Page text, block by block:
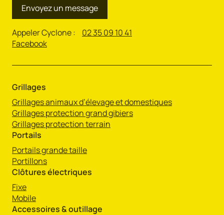
Envoyez un message
Appeler Cyclone : 02 35 09 10 41
Facebook
Grillages
Grillages animaux d’élevage et domestiques
Grillages protection grand gibiers
Grillages protection terrain
Portails
Portails grande taille
Portillons
Clôtures électriques
Fixe
Mobile
Accessoires & outillage